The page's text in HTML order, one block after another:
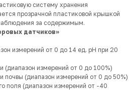
систему хранения
прозрачной пластиковой крышкой
за содержимым.
датчиков»
измерений от 0 до 14 ед. pH при 20
измерений от 0 до 100%)
(диапазон измерений от 0 до 50%)
поля (диапазон измерений от -40